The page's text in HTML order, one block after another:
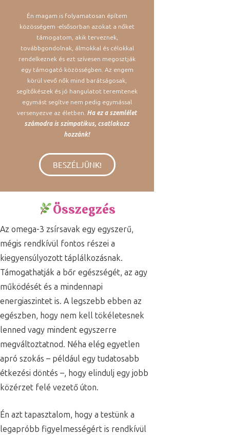
Én magam is folyamatosan építem
közösségem -elsősorban azokat a nőket
támogatom, akik terveznek,
továbbgondolnak, álmokkal és célokkal
rendelkeznek és ezt szívesen megosztják
egy támogató közösségben. Az engem
körül vevő nők mind barátságosak,
segítőkészek és jó hangulatot teremtenek
egymást segítve nem pedig egymással
versenyezve az életben. Ha ez a szemlélet
számodra is szimpatikus, csatlakozz
hozzánk!
BESZÉLJÜNK!
Összegzés
Az omega-3 zsírsavak egy egyszerű,
mégis rendkívül fontos részei a
kiegyensúlyozott táplálkozásnak.
Támogathatják a bőr egészségét, az agy
működését és a mindennapi
energiaszintet is. A legszebb ebben az
egészben, hogy nem kell tökéletesnek
lenned vagy mindent egyszerre
megváltoztatnod. Néha elég egyetlen
apró szokás – például egy tudatosabb
étkezési döntés –, hogy elindulj egy jobb
közérzet felé vezető úton.
Én azt tapasztalom, hogy a testünk a
legapróbb figyelmességért is rendkívül